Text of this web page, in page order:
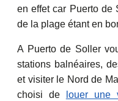
en effet car Puerto de
de la plage étant en
A Puerto de Soller
stations balnéaires,
et visiter le Nord de
choisi de
louer une